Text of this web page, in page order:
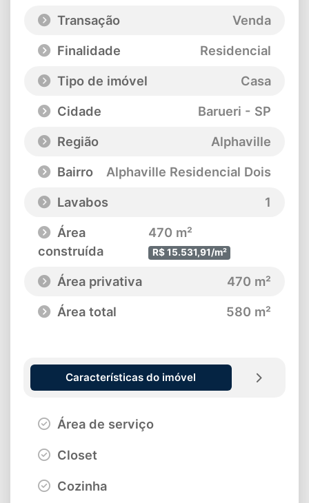
Transação
Venda
Finalidade
Residencial
Tipo de imóvel
Casa
Cidade
Barueri - SP
Região
Alphaville
Bairro
Alphaville Residencial Dois
Lavabos
1
Área
construída
470 m²
R$ 15.531,91/m²
Área privativa
470 m²
Área total
580 m²
Características do imóvel
Área de serviço
Closet
Cozinha